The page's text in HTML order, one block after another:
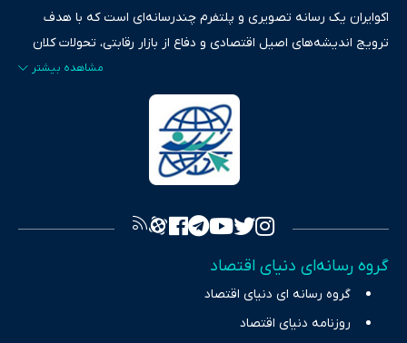
اکوایران یک رسانه تصویری و پلتفرم چندرسانه‌ای است که با هدف
ترویج اندیشه‌های اصیل اقتصادی و دفاع از بازار رقابتی، تحولات کلان
ایران و جهان را در قالب‌های ویدیو، پادکست، متن و گزارش‌های تحلیلی
پایش می‌کند. این رسانه به عنوان منبعی دقیق و قابل اعتماد، فراتر از
اطلاع‌رسانی صرف، به تبیین سیاست‌ها و کارکردهای بازارهای مالی،
سرمایه‌گذاری، تجارت و حوزه‌های نوظهور می‌پردازد. اکوایران با پایبندی
به اصول «انصاف، امانت و صداقت»، بستری برای انعکاس آراء متنوع
تصویری شفاف از واقعیت‌های اقتصادی ارائه دهد. ما در اکوایران با
چالش‌های فقر و بیکاری را جست‌وجو کرده و در کنار تحلیل آمارها،
نیازهای خبری مخاطبان در حوزه‌های اثرگذار بر اقتصاد را با رویکردی
حرفه‌ای و روزآمد پوشش می‌دهیم.
گروه رسانه‌ای دنیای اقتصاد
گروه رسانه ای دنیای اقتصاد
روزنامه دنیای اقتصاد